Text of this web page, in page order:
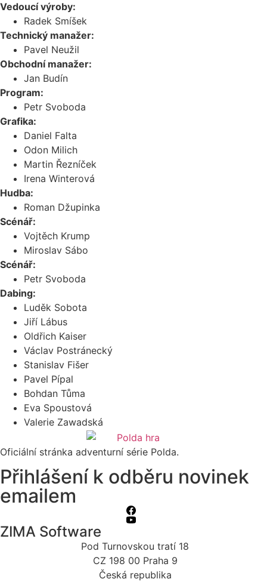
Vedoucí výroby:
Radek Smíšek
Technický manažer:
Pavel Neužil
Obchodní manažer:
Jan Budín
Program:
Petr Svoboda
Grafika:
Daniel Falta
Odon Milich
Martin Řezníček
Irena Winterová
Hudba:
Roman Džupinka
Scénář:
Vojtěch Krump
Miroslav Sábo
Scénář:
Petr Svoboda
Dabing:
Luděk Sobota
Jiří Lábus
Oldřich Kaiser
Václav Postránecký
Stanislav Fišer
Pavel Pípal
Bohdan Tůma
Eva Spoustová
Valerie Zawadská
Oficiální stránka adventurní série Polda.
Přihlášení k odběru novinek
emailem
ZIMA Software
Pod Turnovskou tratí 18
CZ 198 00 Praha 9
Česká republika